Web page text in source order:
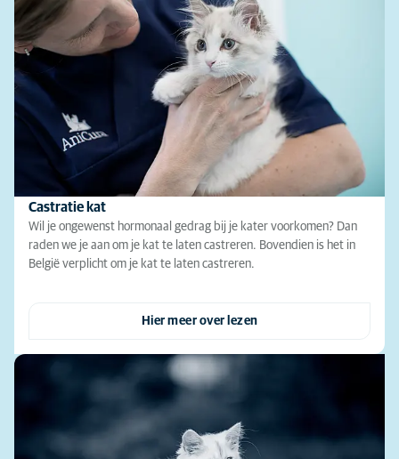
Castratie kat
Wil je ongewenst hormonaal gedrag bij je kater voorkomen? Dan
raden we je aan om je kat te laten castreren. Bovendien is het in
België verplicht om je kat te laten castreren.
Hier meer over lezen